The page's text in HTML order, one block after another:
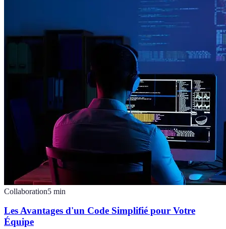
Collaboration5 min
Les Avantages d'un Code Simplifié pour Votre
Équipe